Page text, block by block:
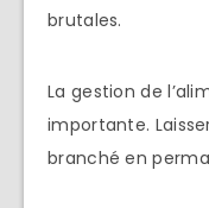
brutales.
La gestion de
importante.
branché en